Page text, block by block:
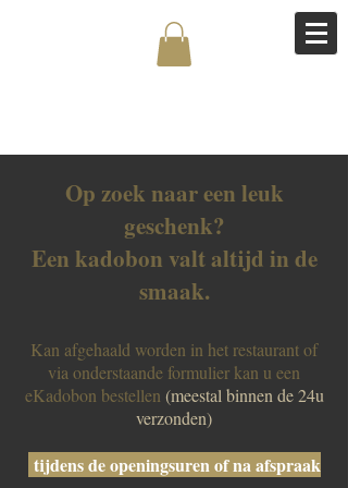
Op zoek naar een leuk
geschenk?
Een kadobon valt altijd in de
smaak.
Kan afgehaald worden in het restaurant of
via onderstaande formulier kan u een
eKadobon bestellen (meestal binnen de 24u
verzonden)
tijdens de openingsuren of na afspraak